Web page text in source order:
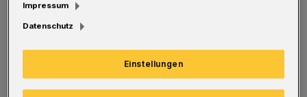
Die 33 Wahlkreise und 35 Listenplätze wurden
paritätisch besetzt. Claudia Schmidt
(Sprecherin des Kreisverbandes): „Unsere
Spitzenkandidatinnen und -kandidaten sind
Impressum
Datenschutz
Einstellungen